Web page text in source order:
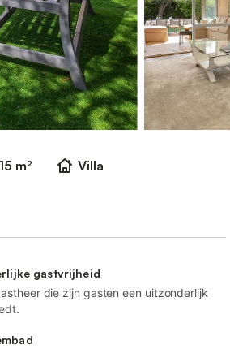
m²
Villa
gastvrijheid
die zijn gasten een uitzonderlijk